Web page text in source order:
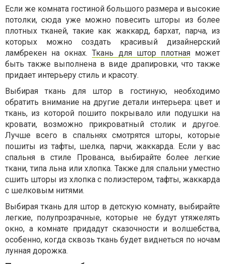
Если же комната гостиной большого размера и высокие
потолки, сюда уже можно повесить шторы из более
плотных тканей, такие как жаккард, бархат, парча, из
которых можно создать красивый дизайнерский
ламбрекен на окнах.Ткань для штор плотнаяможет
быть также выполнена в виде драпировки, что также
придает интерьеру стиль и красоту.
Выбирая ткань для штор в гостиную, необходимо
обратить внимание на другие детали интерьера: цвет и
ткань, из которой пошито покрывало или подушки на
кровати, возможно прикроватный столик и другое.
Лучше всего в спальнях смотрятся шторы, которые
пошиты из тафты, шелка, парчи, жаккарда. Если у вас
спальня в стиле Прованса, выбирайте более легкие
ткани, типа льна или хлопка. Также для спальни уместно
сшить шторы из хлопка с полиэстером, тафты, жаккарда
с шелковым нитями.
Выбирая ткань для штор в детскую комнату, выбирайте
легкие, полупрозрачные, которые не будут утяжелять
окно, а комнате придадут сказочности и волшебства,
особенно, когда сквозь ткань будет виднеться по ночам
лунная дорожка.